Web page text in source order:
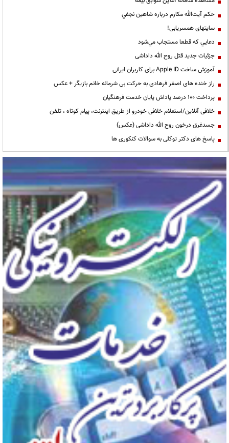
حكم آيت‌الله مكارم درباره شاهين نجفي
سایتهای همسریابی!
دعايي كه قطعا مستجاب مي‌شود
جزئیات جدید قتل روح الله داداشی
آموزش ساخت Apple ID برای کاربران ایرانی
راز خنده های اصغر فرهادی به حرکت بی شرمانه خانم بازیگر + عکس
پرداخت ۱۰۰ درصد پاداش پایان خدمت فرهنگیان
خلافی آنلاین/استعلام خلافی خودرو از طریق اینترنت، پیام کوتاه ، تلفن
جسدغرق درخون روح الله داداشی (عکس)
پاسخ های دکتر توکلی به سوالات کنکوری ها